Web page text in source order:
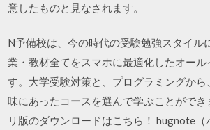
意したものと見なされます。
N予備校は、今の時代の受験勉強スタイル
業・教材全てをスマホに最適化したオー
す。大学受験対策と、プログラミングか
味にあったコースを選んで学ぶことがで
リ版のダウンロードはこちら！ hugnote